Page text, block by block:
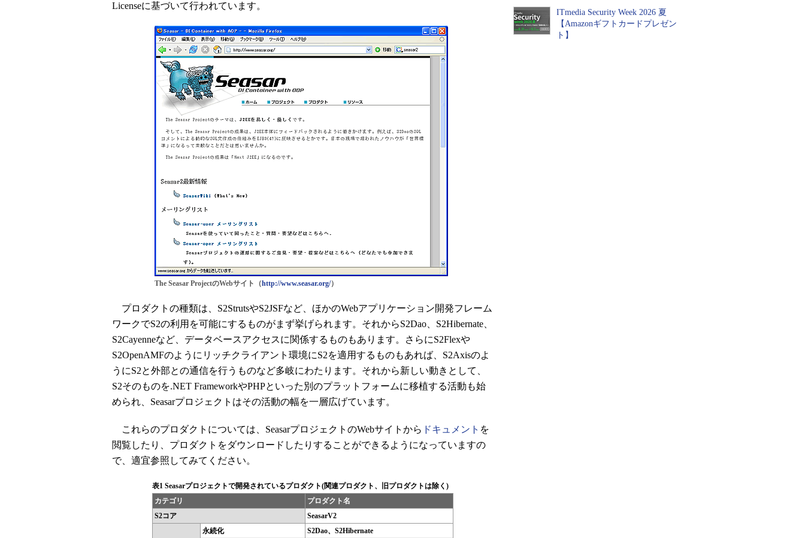
Licenseに基づいて行われています。
The Seasar ProjectのWebサイト（http://www.seasar.org/）
プロダクトの種類は、S2StrutsやS2JSFなど、ほかのWebアプリケーション開発フレーム
ワークでS2の利用を可能にするものがまず挙げられます。それからS2Dao、S2Hibernate、
S2Cayenneなど、データベースアクセスに関係するものもあります。さらにS2Flexや
S2OpenAMFのようにリッチクライアント環境にS2を適用するものもあれば、S2Axisのよ
うにS2と外部との通信を行うものなど多岐にわたります。それから新しい動きとして、
S2そのものを.NET FrameworkやPHPといった別のプラットフォームに移植する活動も始
められ、Seasarプロジェクトはその活動の幅を一層広げています。
これらのプロダクトについては、SeasarプロジェクトのWebサイトから ドキュメント を
閲覧したり、プロダクトをダウンロードしたりすることができるようになっていますの
で、適宜参照してみてください。
表1 Seasarプロジェクトで開発されているプロダクト(関連プロダクト、旧プロダクトは除く)
カテゴリ
プロダクト名
S2コア
SeasarV2
永続化
S2Dao、S2Hibernate
ITmedia Security Week 2026 夏
【Amazonギフトカードプレゼン
ト】